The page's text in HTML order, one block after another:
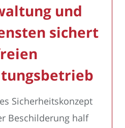
und
sichert
Sicherheitskonzept
Beschilderung half